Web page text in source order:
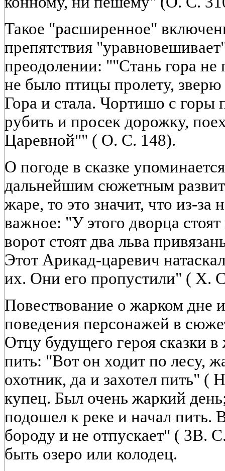
Такое "расширенное"
препятствия
преодолении: ""Стань гора
не было птицы пролету,
Гора и стала. Чортишо с горы
рубить и просек дорожку,
Царевной"" ( О. С. 148).
О погоде в сказке
дальнейшим сюжетным
жаре, то это значит, что из-за
важное: "У этого дворца
ворот стоят два льва
Этот Арикад-царевич
их. Они его пропустили" ( X.
Повествование о жарком дне
поведения персонажей в
Отцу будущего героя сказки
пить: "Вот он ходит по лесу,
охотник, да и захотел пить"
купец. Был очень жаркий
подошел к реке и начал пить.
бороду и не отпускает" ( 3В.
быть озеро или колодец.